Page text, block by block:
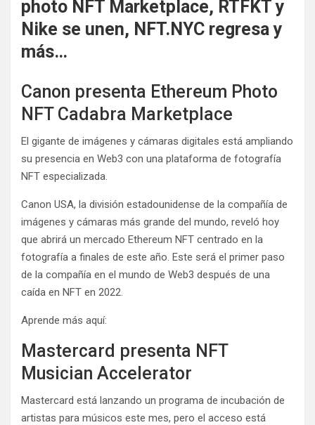
photo NFT Marketplace, RTFKT y
Nike se unen, NFT.NYC regresa y
más…
Canon presenta Ethereum Photo
NFT Cadabra Marketplace
El gigante de imágenes y cámaras digitales está ampliando
su presencia en Web3 con una plataforma de fotografía
NFT especializada.
Canon USA, la división estadounidense de la compañía de
imágenes y cámaras más grande del mundo, reveló hoy
que abrirá un mercado Ethereum NFT centrado en la
fotografía a finales de este año. Este será el primer paso
de la compañía en el mundo de Web3 después de una
caída en NFT en 2022.
Aprende más aquí:
Mastercard presenta NFT
Musician Accelerator
Mastercard está lanzando un programa de incubación de
artistas para músicos este mes, pero el acceso está